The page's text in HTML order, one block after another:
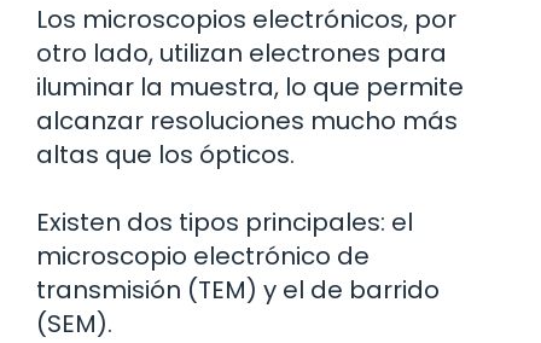
Los microscopios electrónicos, por
otro lado, utilizan electrones para
iluminar la muestra, lo que permite
alcanzar resoluciones mucho más
altas que los ópticos.
Existen dos tipos principales: el
microscopio electrónico de
transmisión (TEM) y el de barrido
(SEM).